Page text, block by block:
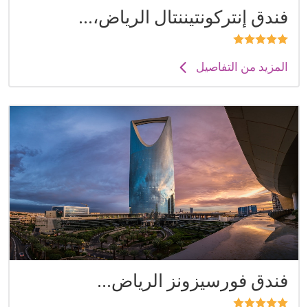
فندق إنتركونتيننتال الرياض،...
المزيد من التفاصيل
فندق فورسيزونز الرياض...